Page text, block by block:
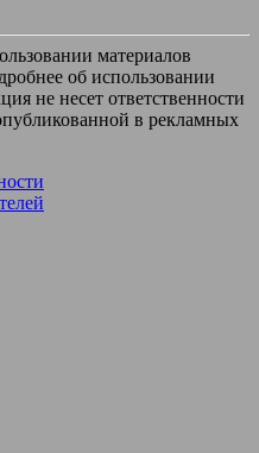
материалов
об использовании
не несет ответственности
в рекламных